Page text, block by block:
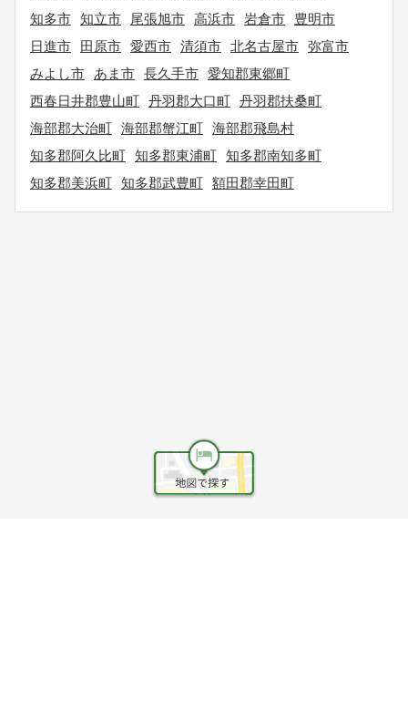
知多市 知立市 尾張旭市 高浜市 岩倉市
豊明市
日進市
田原市 愛西市 清須市 北名古屋市 弥富市
みよし市
あま市 長久手市 愛知郡東郷町
西春日井郡豊山町 丹羽郡大口町 丹羽郡扶桑町
海部郡大治町 海部郡蟹江町 海部郡飛島村
知多郡阿久比町 知多郡東浦町 知多郡南知多町
知多郡美浜町 知多郡武豊町 額田郡幸田町